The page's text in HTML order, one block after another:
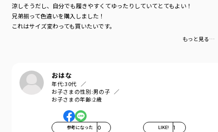
涼しそうだし、自分でも履きやすくてゆったりしていてとてもよい！
兄弟揃って色違いを購入しました！
これはサイズ変わっても買いたいです。
もっと見る…
おはな
年代:30代
お子さまの性別:男の子
お子さまの年齢:2歳
参考になった 0 LIKE! 1